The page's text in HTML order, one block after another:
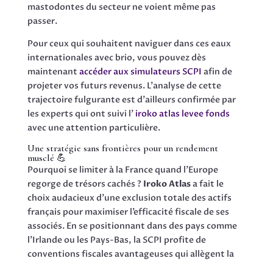
mastodontes du secteur ne voient même pas
passer.
Pour ceux qui souhaitent naviguer dans ces eaux
internationales avec brio, vous pouvez dès
maintenant accéder aux simulateurs SCPI afin de
projeter vos futurs revenus. L’analyse de cette
trajectoire fulgurante est d’ailleurs confirmée par
les experts qui ont suivi l’ iroko atlas levee fonds
avec une attention particulière.
Une stratégie sans frontières pour un rendement
musclé 💪
Pourquoi se limiter à la France quand l’Europe
regorge de trésors cachés ? Iroko Atlasa fait le
choix audacieux d’une exclusion totale des actifs
français pour maximiser l’efficacité fiscale de ses
associés. En se positionnant dans des pays comme
l’Irlande ou les Pays-Bas, la SCPI profite de
conventions fiscales avantageuses qui allègent la